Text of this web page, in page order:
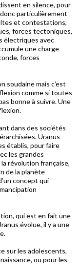
en silence, pour
particulièrement
et contestations,
forces tectoniques,
électriques avec
une charge
forces
soudaine mais c’est
comme si toutes
bonne à suivre. Une
dans des sociétés
Uranus
établis, pour faire
les grandes
révolution française,
de la planète
concept qui
qui est en fait une
évolue, il y a une
sur les adolescents,
ou pour les